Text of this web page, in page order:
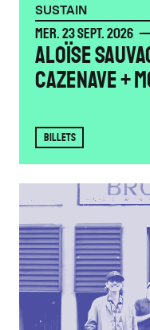
SUSTAIN
MERCREDI
MER. 23SEPTEMBRE
SEPT. 2026
ALOÏSE
CAZENAVE +
BILLETS